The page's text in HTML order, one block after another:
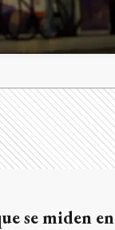
se miden en